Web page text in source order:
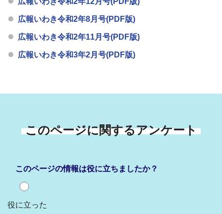
広報いわき令和2年8月号(PDF版)
広報いわき令和2年11月号(PDF版)
広報いわき令和3年2月号(PDF版)
このページに関するアンケート
このページの情報は役に立ちましたか？
役に立った